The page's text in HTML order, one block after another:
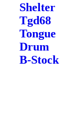
Shelter
Tgd68
Tongue
Drum
B-Stock